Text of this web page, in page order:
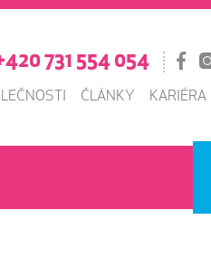
731 554 054
ČLÁNKY KARIÉRA